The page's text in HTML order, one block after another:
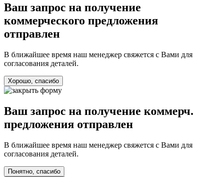
Ваш запрос на получение
коммерческого предложения
отправлен
В ближайшее время наш менеджер свяжется с Вами для
согласования деталей.
Хорошо, спасибо
Ваш запрос на получение коммерч.
предложения отправлен
В ближайшее время наш менеджер свяжется с Вами для
согласования деталей.
Понятно, спасибо